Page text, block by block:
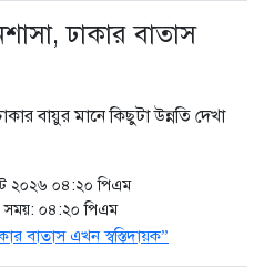
ঢাকার বাতাস
বায়ুর মানে কিছুটা উন্নতি দেখা
২০২৬ ০৪:২০ পিএম
সময়: ০৪:২০ পিএম